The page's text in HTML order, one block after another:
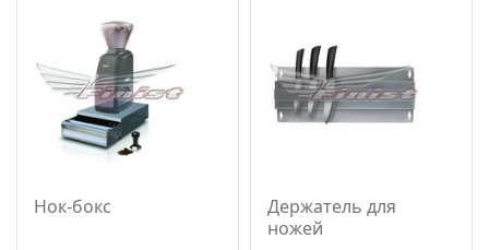
Нок-бокс
Держатель для
ножей